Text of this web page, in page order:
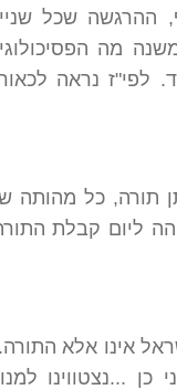
ההרגשה שכל
מה
לפי"ז נראה
תורה, כל מהותה
ליום קבלת
אינו אלא
כן ...נצטווינו